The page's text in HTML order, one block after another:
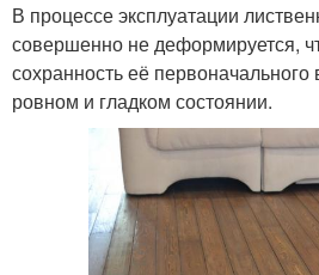
В процессе эксплуатации
совершенно не деформируется,
сохранность её
ровном и гладком состоянии.